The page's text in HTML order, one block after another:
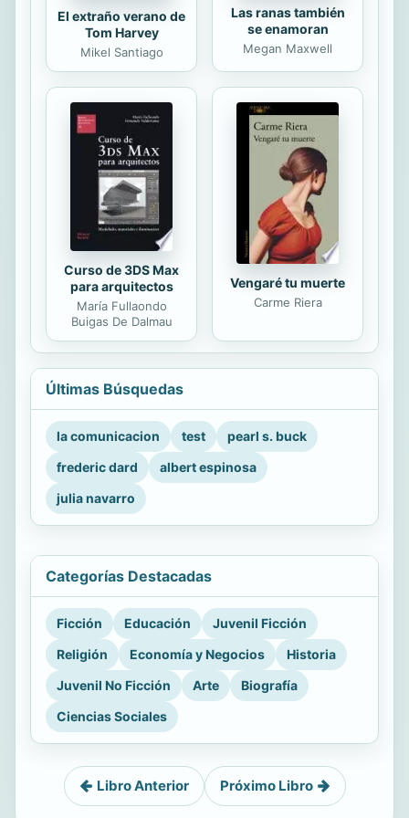
El extraño verano de
Tom Harvey
Mikel Santiago
Las ranas también
se enamoran
Megan Maxwell
Curso de 3DS Max
para arquitectos
María Fullaondo
Buigas De Dalmau
Vengaré tu muerte
Carme Riera
Últimas Búsquedas
la comunicacion test
pearl s. buck
frederic dard
albert espinosa
julia navarro
Categorías Destacadas
Ficción Educación
Juvenil Ficción
Religión
Economía y Negocios
Historia
Juvenil No Ficción
Arte
Biografía
Ciencias Sociales
Libro Anterior Próximo Libro